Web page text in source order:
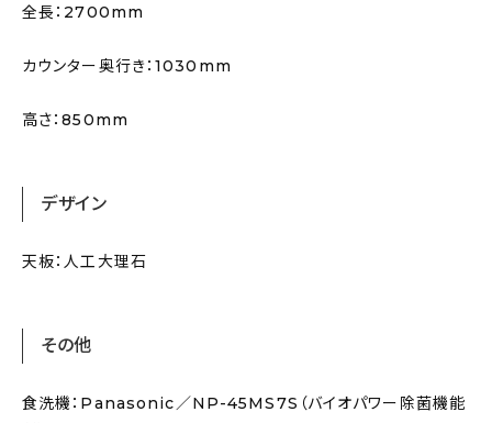
全長：2700mm
カウンター奥行き：1030mm
高さ：850mm
デザイン
天板：人工大理石
その他
食洗機：Panasonic／NP-45MS7S（バイオパワー除菌機能